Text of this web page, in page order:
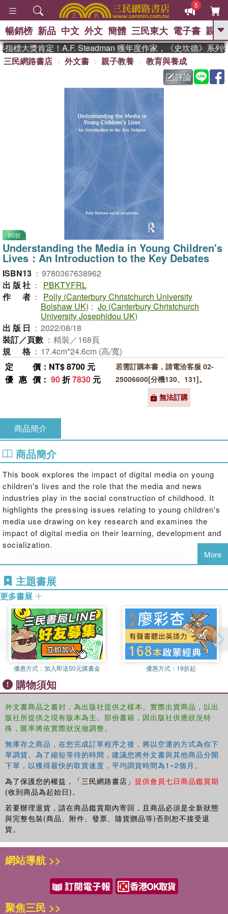
5
GO
熱搜： 東野圭吾 、 高希均教授回憶錄
父親節 、 如果歷
暑期推薦 、 國際布克
獎 臺灣漫遊錄
、 方念華
、 數學女孩：黎曼猜想
偉大的迷走神經
暢銷榜 新品 中文 外文 簡體 三民東大 電子書 親子
標大獎肯定！A.F. Steadman 獲年度作家，《史坎德》系列帶
三民網路書店
外文書 親子教養
教育與養成
評論
90折
Understanding the Media in Young Children's
Lives：An Introduction to the Key Debates
ISBN13 ： 9780367638962
出版社 ：
PBKTYFRL
作者 ：
Polly (Canterbury Christchurch University
Bolshaw UK) ; Jo (Canterbury Christchurch
University Josephidou UK)
出版日 ： 2022/08/18
裝訂／頁數 ： 精裝／168頁
規格 ： 17.4cm*24.6cm (高/寬)
定價 ：NT$ 8700 元
優惠價 ： 90折7830 元
若需訂購本書，請電洽客服 02-
25006600[分機130、131]。
無法訂購
商品簡介
商品簡介
This book explores the impact of digital media on young
children's lives and the role that the media and news
industries play in the social construction of childhood. It
highlights the pressing issues relating to young children's
media use drawing on key research and examines the
impact of digital media on their learning, development and
socialization.
The chapters recognise the challenges digital media
presents children and families, but also demonstrate how
media use and engagement can have a positive impact on
children's academic attainment, social capital and
opportunities to create and curate online content. Covering
key areas of concern such as safety, violence and
children's mental health, the authors provide strategies to
help children and families reduce the risks that can arise
with digital media use and capitalise on the opportunities it
can offer.
Including case study examples and opportunities for
reflective practice, this is an essential text for students on
Childhood and Early Childhood Studies courses and Early
Years Foundation Degrees as well as practitioners wanting
to develop their critical understanding of the role of the
media in young children's lives.
More
主題書展
更多書展
優惠方式： 加入即送50元購書金 優惠方式： 19折起
購物須知
外文書商品之書封，為出版社提供之樣本。實際出貨商品，以出
版社所提供之現有版本為主。部份書籍，因出版社供應狀況特
殊，匯率將依實際狀況做調整。
無庫存之商品，在您完成訂單程序之後，將以空運的方式為你下
單調貨。為了縮短等待的時間，建議您將外文書與其他商品分開
下單，以獲得最快的取貨速度，平均調貨時間為1~2個月。
為了保護您的權益，「三民網路書店」 提供會員七日商品鑑賞期
(收到商品為起始日)。
若要辦理退貨，請在商品鑑賞期內寄回，且商品必須是全新狀態
與完整包裝(商品、附件、發票、隨貨贈品等)否則恕不接受退
貨。
網站導航 >>
聚焦三民 >>